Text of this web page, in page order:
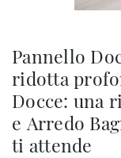
Pannello
ridotta
Docce: una
e Arredo
ti attende